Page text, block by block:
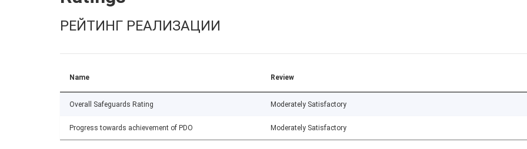
РЕЙТИНГ РЕАЛИЗАЦИИ
Name Review
Overall Safeguards Rating Moderately Satisfactory
Progress towards achievement of PDO Moderately Satisfactory